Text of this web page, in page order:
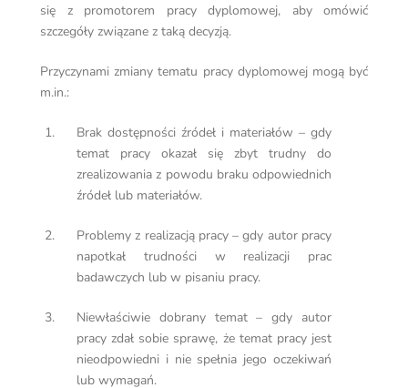
się z promotorem pracy dyplomowej, aby omówić
szczegóły związane z taką decyzją.
Przyczynami zmiany tematu pracy dyplomowej mogą być
m.in.:
Brak dostępności źródeł i materiałów – gdy
temat pracy okazał się zbyt trudny do
zrealizowania z powodu braku odpowiednich
źródeł lub materiałów.
Problemy z realizacją pracy – gdy autor pracy
napotkał trudności w realizacji prac
badawczych lub w pisaniu pracy.
Niewłaściwie dobrany temat – gdy autor
pracy zdał sobie sprawę, że temat pracy jest
nieodpowiedni i nie spełnia jego oczekiwań
lub wymagań.